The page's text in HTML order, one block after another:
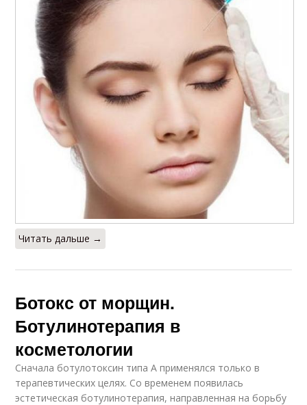
Читать дальше →
Ботокс от морщин.
Ботулинотерапия в
косметологии
Сначала ботулотоксин типа А применялся только в
терапевтических целях. Со временем появилась
эстетическая ботулинотерапия, направленная на борьбу